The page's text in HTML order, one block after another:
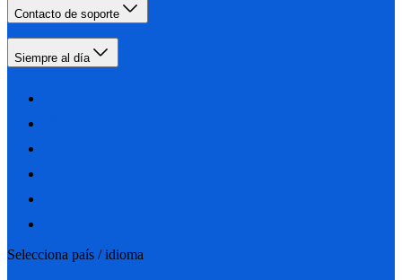
Contacto de soporte
Siempre al día
Selecciona país / idioma